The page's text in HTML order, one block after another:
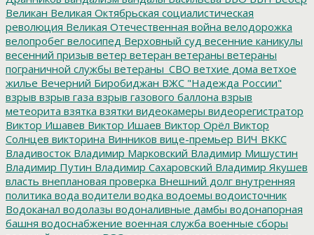
Великан Великая Октябрьская социалистическая
революция Великая Отечественная война велодорожка
велопробег велосипед Верховный суд весенние каникулы
весенний призыв ветер ветеран ветераны ветераны
пограничной службы ветераны_СВО ветхие дома ветхое
жилье Вечерний Биробиджан ВЖС "Надежда России"
взрыв взрыв газа взрыв газового баллона взрыв
метеорита взятка взятки видеокамеры видеорегистратор
Виктор Ишавев Виктор Ишаев Виктор Орёл Виктор
Солнцев викторина Винников вице-премьер ВИЧ ВККС
Владивосток Владимир Марковский Владимир Мишустин
Владимир Путин Владимир Сахаровский Владимир Якушев
власть внеплановая проверка Внешний долг внутренняя
политика вода водители водка водоемы водоисточник
Водоканал водолазы водоналивные дамбы водонапорная
башня водоснабжение военная служба военные сборы